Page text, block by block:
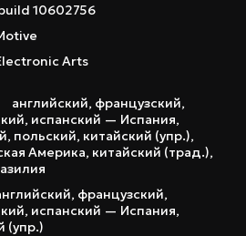
к лицу со своим страхом?
10602756
Arts
английский, французский,
, испанский — Испания,
, польский, китайский (упр.),
Америка, китайский (трад.),
, французский,
, испанский — Испания,
(упр.)